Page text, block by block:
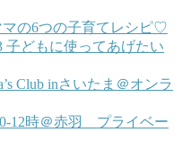
の6つの子育てレシピ♡
子どもに使ってあげたい
Club inさいたま＠オンラ
12時＠赤羽 プライベー